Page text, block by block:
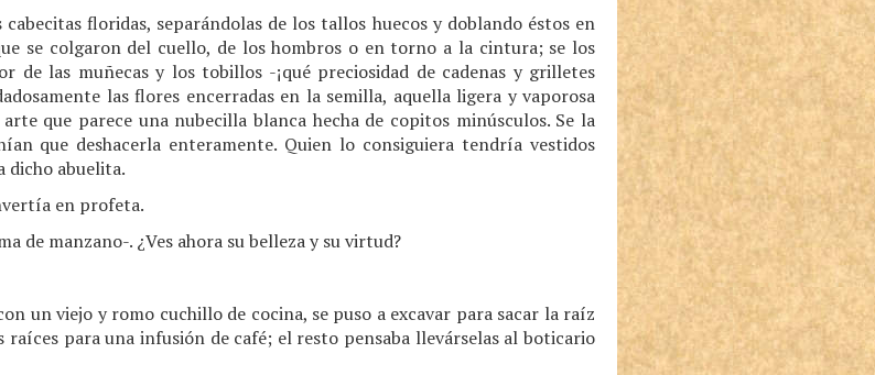
floridas, separándolas de los tallos huecos y doblando éstos en
se colgaron del cuello, de los hombros o en torno a la cintura; se los
de las muñecas y los tobillos -¡qué preciosidad de cadenas y grilletes
las flores encerradas en la semilla, aquella ligera y vaporosa
que parece una nubecilla blanca hecha de copitos minúsculos. Se la
que deshacerla enteramente. Quien lo consiguiera tendría vestidos
dicho abuelita.
en profeta.
de manzano-. ¿Ves ahora su belleza y su virtud?
un viejo y romo cuchillo de cocina, se puso a excavar para sacar la raíz
para una infusión de café; el resto pensaba llevárselas al boticario